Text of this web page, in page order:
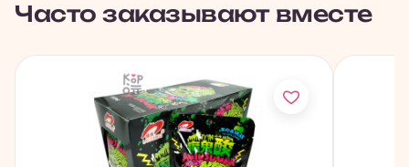
Часто заказывают вместе